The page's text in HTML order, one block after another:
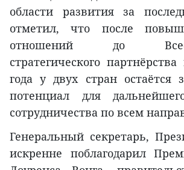
области развития за
отметил, что после
отношений до
стратегического
года у двух стран остаётся
потенциал для
сотрудничества по всем
Генеральный секретарь,
искренне поблагодарил